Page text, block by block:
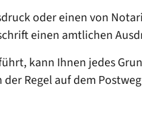
oder einen von
einen amtlichen
kann Ihnen jedes
Regel auf dem